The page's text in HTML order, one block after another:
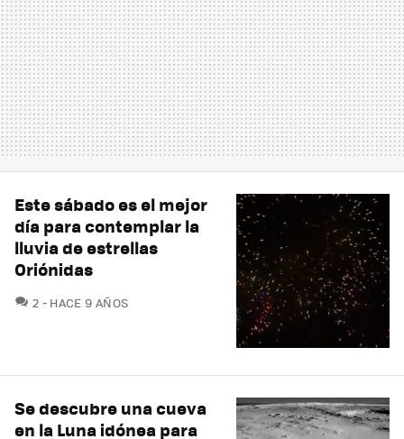
Este sábado es el mejor
día para contemplar la
lluvia de estrellas
Oriónidas
2 COMENTARIOS
HACE 9 AÑOS
Se descubre una cueva
en la Luna idónea para